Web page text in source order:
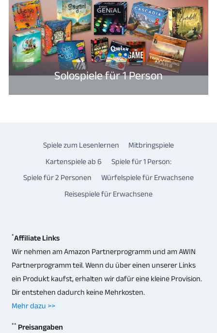
Solospiele für 1 Person
Spiele zum Lesenlernen
Mitbringspiele
Kartenspiele ab 6
Spiele für 1 Person:
Spiele für 2 Personen
Würfelspiele für Erwachsene
Reisespiele für Erwachsene
*Affiliate Links
Wir nehmen am Amazon Partnerprogramm und am AWIN
Partnerprogramm teil. Wenn du über einen unserer Links
ein Produkt kaufst, erhalten wir dafür eine kleine Provision.
Dir entstehen dadurch keine Mehrkosten.
Mehr dazu >>
** Preisangaben